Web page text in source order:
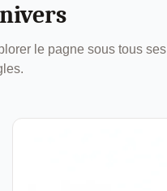
le pagne sous tous ses